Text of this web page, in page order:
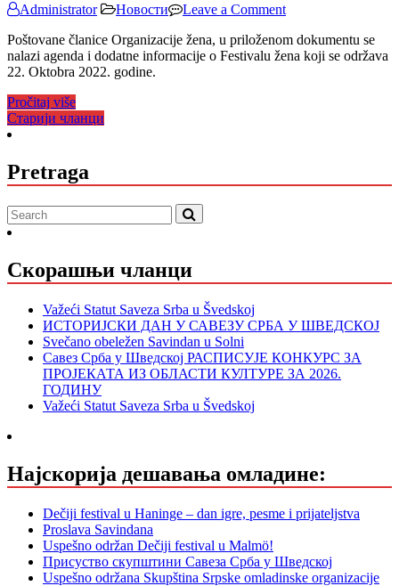
Administrator Новости Leave a Commenton
Žena
22.
Poštovane članice Organizacije žena, u priloženom dokumentu se
nalazi agenda i dodatne informacije o Festivalu žena koji se održava
22. Oktobra 2022. godine.
Pročitaj više
Кретање
Старији чланци
Pretraga
Скорашњи чланци
Važeći Statut Saveza Srba u Švedskoj
ИСТОРИЈСКИ ДАН У САВЕЗУ СРБА У ШВЕДСКОЈ
Svečano obeležen Savindan u Solni
Савез Срба у Шведској РАСПИСУЈЕ КОНКУРС ЗА
ПРОЈЕКАТА ИЗ ОБЛАСТИ КУЛТУРЕ ЗА 2026.
ГОДИНУ
Važeći Statut Saveza Srba u Švedskoj
Најскорија дешавања омладине:
Dečiji festival u Haninge – dan igre, pesme i prijateljstva
Proslava Savindana
Uspešno održan Dečiji festival u Malmö!
Присуство скупштини Савеза Срба у Шведској
Uspešno održana Skupština Srpske omladinske organizacije